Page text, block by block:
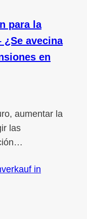
para la
¿Se avecina
en
aumentar la
las